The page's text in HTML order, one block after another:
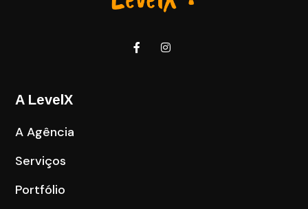
A LevelX
A Agência
Serviços
Portfólio